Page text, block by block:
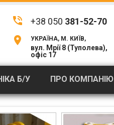
phone_in_talk +38 050 381-52-70
location_on УКРАЇНА, М. КИЇВ,
вул. Мрії 8 (Туполева),
офіс 17
Б/У ПРО КОМПАНІЮ
Анкера для баштового крана